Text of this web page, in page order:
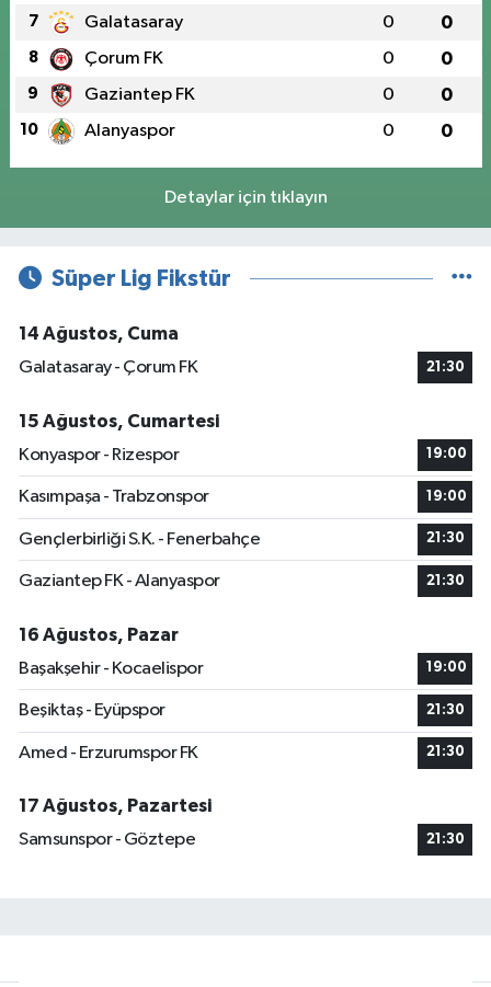
7 Galatasaray 0 0
8 Çorum FK 0 0
9 Gaziantep FK 0 0
10 Alanyaspor 0 0
Detaylar için tıklayın
Süper Lig Fikstür
14 Ağustos, Cuma
Galatasaray - Çorum FK
21:30
15 Ağustos, Cumartesi
Konyaspor - Rizespor
19:00
Kasımpaşa - Trabzonspor 19:00
Gençlerbirliği S.K. - Fenerbahçe 21:30
Gaziantep FK - Alanyaspor 21:30
16 Ağustos, Pazar
Başakşehir - Kocaelispor
19:00
Beşiktaş - Eyüpspor 21:30
Amed - Erzurumspor FK 21:30
17 Ağustos, Pazartesi
Samsunspor - Göztepe
21:30